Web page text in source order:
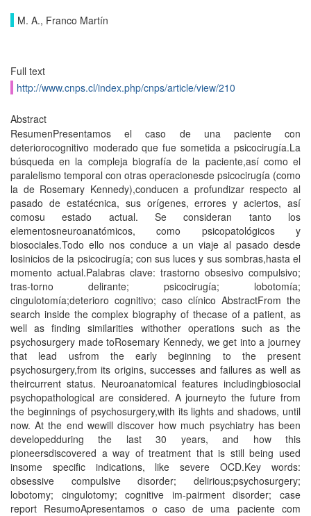
M. A., Franco Martín
Full text
http://www.cnps.cl/index.php/cnps/article/view/210
Abstract
ResumenPresentamos el caso de una paciente con
deteriorocognitivo moderado que fue sometida a psicocirugía.La
búsqueda en la compleja biografía de la paciente,así como el
paralelismo temporal con otras operacionesde psicocirugía (como
la de Rosemary Kennedy),conducen a profundizar respecto al
pasado de estatécnica, sus orígenes, errores y aciertos, así
comosu estado actual. Se consideran tanto los
elementosneuroanatómicos, como psicopatológicos y
biosociales.Todo ello nos conduce a un viaje al pasado desde
losinicios de la psicocirugía; con sus luces y sus sombras,hasta el
momento actual.Palabras clave: trastorno obsesivo compulsivo;
tras-torno delirante; psicocirugía; lobotomía;
cingulotomía;deterioro cognitivo; caso clínico AbstractFrom the
search inside the complex biography of thecase of a patient, as
well as finding similarities withother operations such as the
psychosurgery made toRosemary Kennedy, we get into a journey
that lead usfrom the early beginning to the present
psychosurgery,from its origins, successes and failures as well as
theircurrent status. Neuroanatomical features includingbiosocial
psychopathological are considered. A journeyto the future from
the beginnings of psychosurgery,with its lights and shadows, until
now. At the end wewill discover how much psychiatry has been
developedduring the last 30 years, and how this
pioneersdiscovered a way of treatment that is still being used
insome specific indications, like severe OCD.Key words:
obsessive compulsive disorder; delirious;psychosurgery;
lobotomy; cingulotomy; cognitive im-pairment disorder; case
report ResumoApresentamos o caso de uma paciente com